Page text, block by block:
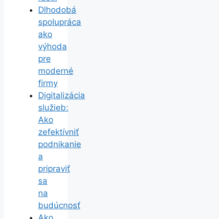
Dlhodobá
spolupráca
ako
výhoda
pre
moderné
firmy
Digitalizácia
služieb:
Ako
zefektívniť
podnikanie
a
pripraviť
sa
na
budúcnosť